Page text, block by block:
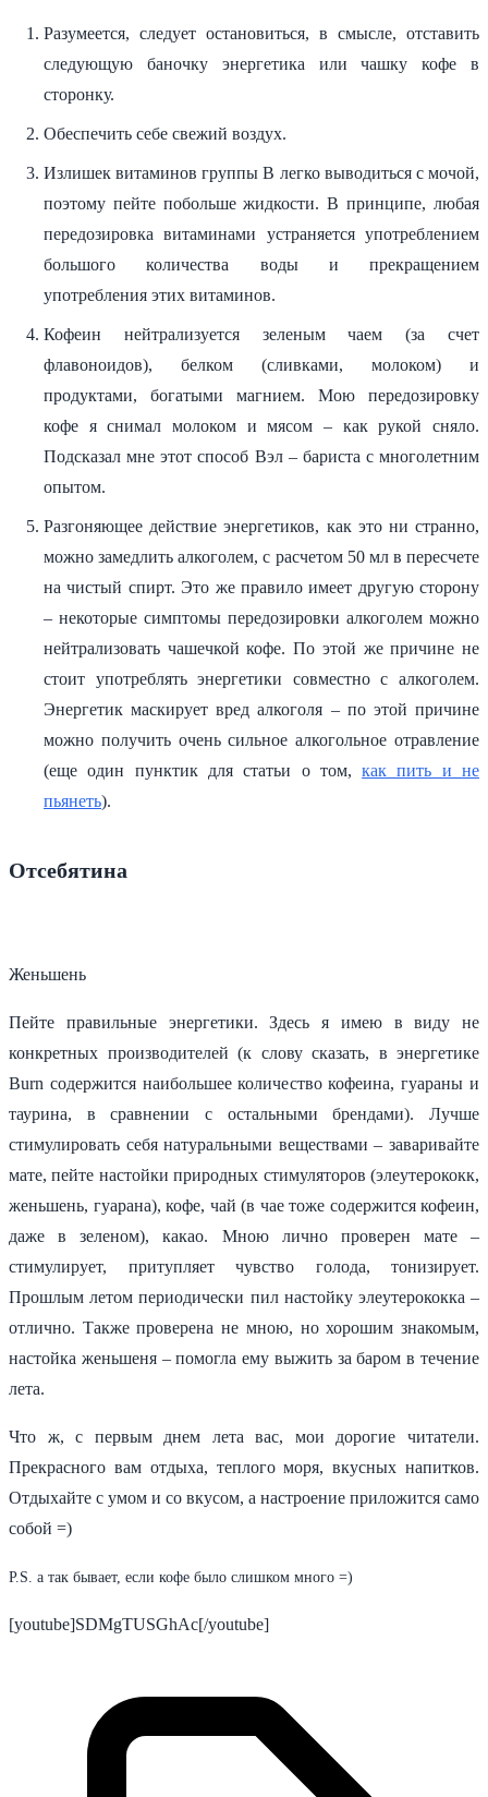
Разумеется, следует остановиться, в смысле, отставить
следующую баночку энергетика или чашку кофе в
сторонку.
Обеспечить себе свежий воздух.
Излишек витаминов группы В легко выводиться с мочой,
поэтому пейте побольше жидкости. В принципе, любая
передозировка витаминами устраняется употреблением
большого количества воды и прекращением
употребления этих витаминов.
Кофеин нейтрализуется зеленым чаем (за счет
флавоноидов), белком (сливками, молоком) и
продуктами, богатыми магнием. Мою передозировку
кофе я снимал молоком и мясом – как рукой сняло.
Подсказал мне этот способ Вэл – бариста с многолетним
опытом.
Разгоняющее действие энергетиков, как это ни странно,
можно замедлить алкоголем, с расчетом 50 мл в пересчете
на чистый спирт. Это же правило имеет другую сторону
– некоторые симптомы передозировки алкоголем можно
нейтрализовать чашечкой кофе. По этой же причине не
стоит употреблять энергетики совместно с алкоголем.
Энергетик маскирует вред алкоголя – по этой причине
можно получить очень сильное алкогольное отравление
(еще один пунктик для статьи о том,как пить и не
пьянеть).
Отсебятина
Женьшень
Пейте правильные энергетики. Здесь я имею в виду не
конкретных производителей (к слову сказать, в энергетике
Burn содержится наибольшее количество кофеина, гуараны и
таурина, в сравнении с остальными брендами). Лучше
стимулировать себя натуральными веществами – заваривайте
мате, пейте настойки природных стимуляторов (элеутерококк,
женьшень, гуарана), кофе, чай (в чае тоже содержится кофеин,
даже в зеленом), какао. Мною лично проверен мате –
стимулирует, притупляет чувство голода, тонизирует.
Прошлым летом периодически пил настойку элеутерококка –
отлично. Также проверена не мною, но хорошим знакомым,
настойка женьшеня – помогла ему выжить за баром в течение
лета.
Что ж, с первым днем лета вас, мои дорогие читатели.
Прекрасного вам отдыха, теплого моря, вкусных напитков.
Отдыхайте с умом и со вкусом, а настроение приложится само
собой =)
P.S. а так бывает, если кофе было слишком много =)
[youtube]SDMgTUSGhAc[/youtube]